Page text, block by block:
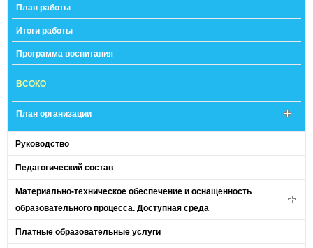
План работы
Итоги работы
Программа воспитания
ВСОКО
План организации
Руководство
Педагогический состав
Материально-техническое обеспечение и оснащенность
образовательного процесса. Доступная среда
Платные образовательные услуги